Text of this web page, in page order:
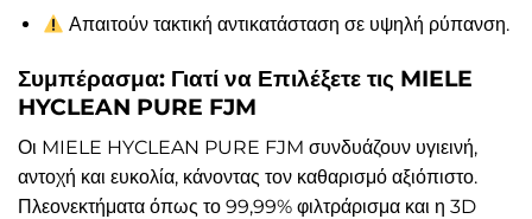
Απαιτούν τακτική αντικατάσταση σε υψηλή ρύπανση.
Συμπέρασμα: Γιατί να Επιλέξετε τις MIELE
HYCLEAN PURE FJM
Οι MIELE HYCLEAN PURE FJM συνδυάζουν υγιεινή,
αντοχή και ευκολία, κάνοντας τον καθαρισμό αξιόπιστο.
Πλεονεκτήματα όπως το 99,99% φιλτράρισμα και η 3D